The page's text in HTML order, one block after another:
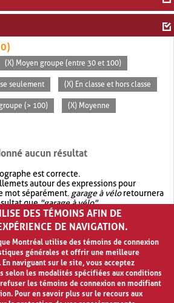
(X) Moyen groupe (entre 30 et 100)
seulement (X) En classe et hors classe
(> 100) (X) Moyenne
aucun résultat
est correcte.
autour des expressions pour
mot séparément. garage à véloretournera
que"garage à vélo".
votre recherche avec OR.garage OR vélo
plus de résultat quegarage à vélo
DES TÉMOINS AFIN DE
DE NAVIGATION.
Montréal utilise des témoins de connexion
générales et offrir une meilleure
naviguant sur le site, vous acceptez
selon les modalités spécifiées aux conditions
les témoins de connexion en modifiant
Pour en savoir plus sur le recours aux